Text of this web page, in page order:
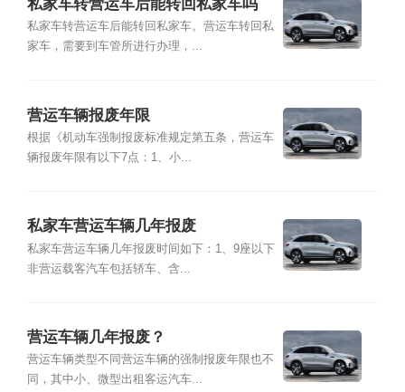
私家车转营运车后能转回私家车吗
私家车转营运车后能转回私家车。营运车转回私
家车，需要到车管所进行办理，...
营运车辆报废年限
根据《机动车强制报废标准规定第五条，营运车
辆报废年限有以下7点：1、小...
私家车营运车辆几年报废
私家车营运车辆几年报废时间如下：1、9座以下
非营运载客汽车包括轿车、含...
营运车辆几年报废？
营运车辆类型不同营运车辆的强制报废年限也不
同，其中小、微型出租客运汽车...